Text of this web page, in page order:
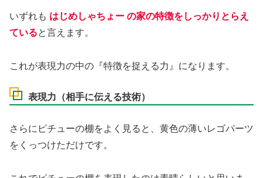
いずれも はじめしゃちょー の家の特徴をしっかりとらえ
ていると言えます。
これが表現力の中の『特徴を捉える力』になります。
表現力（相手に伝える技術）
さらにピチューの棚をよく見ると、黄色の薄いレゴパーツ
をくっつけただけです。